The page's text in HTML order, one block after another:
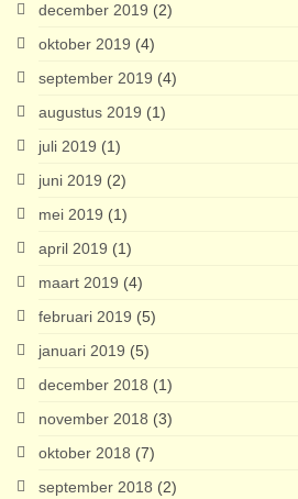
december 2019 (2)
oktober 2019 (4)
september 2019 (4)
augustus 2019 (1)
juli 2019 (1)
juni 2019 (2)
mei 2019 (1)
april 2019 (1)
maart 2019 (4)
februari 2019 (5)
januari 2019 (5)
december 2018 (1)
november 2018 (3)
oktober 2018 (7)
september 2018 (2)